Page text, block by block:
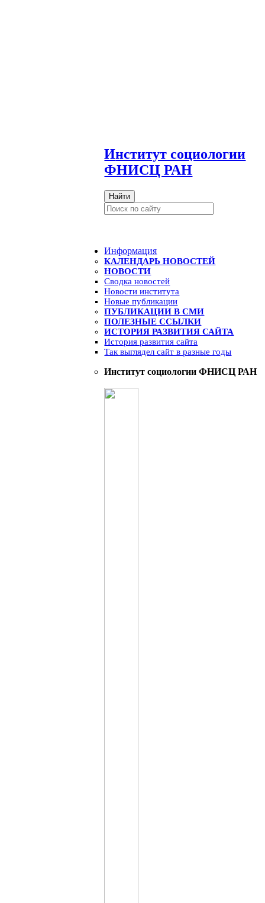
Институт социологии
ФНИСЦ РАН
Найти
Информация
КАЛЕНДАРЬ НОВОСТЕЙ
НОВОСТИ
Сводка новостей
Новости института
Новые публикации
ПУБЛИКАЦИИ В СМИ
ПОЛЕЗНЫЕ ССЫЛКИ
ИСТОРИЯ РАЗВИТИЯ САЙТА
История развития сайта
Так выглядел сайт в разные годы
Институт социологии ФНИСЦ РАН